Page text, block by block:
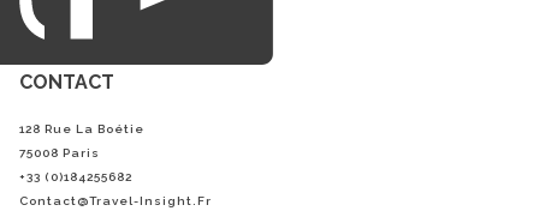
CONTACT
128 Rue La Boétie
75008 Paris
+33 (0)184255682
Contact@Travel-Insight.fr